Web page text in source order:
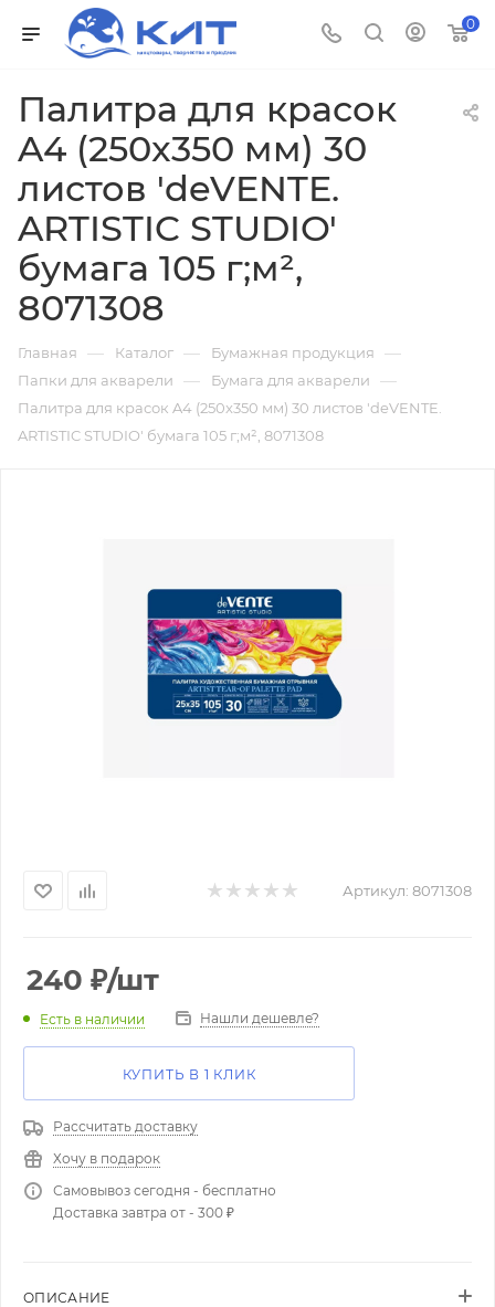
0
Палитра для красок
A4 (250x350 мм) 30
листов 'deVENTE.
ARTISTIC STUDIO'
бумага 105 г;м²,
8071308
Главная — Каталог — Бумажная продукция —
Папки для акварели — Бумага для акварели —
Палитра для красок A4 (250x350 мм) 30 листов 'deVENTE.
ARTISTIC STUDIO' бумага 105 г;м², 8071308
Артикул: 8071308
240 ₽/шт
Есть в наличии Нашли дешевле?
КУПИТЬ В 1 КЛИК
Рассчитать доставку
Хочу в подарок
Самовывоз сегодня - бесплатно
Доставка завтра от - 300 ₽
ОПИСАНИЕ